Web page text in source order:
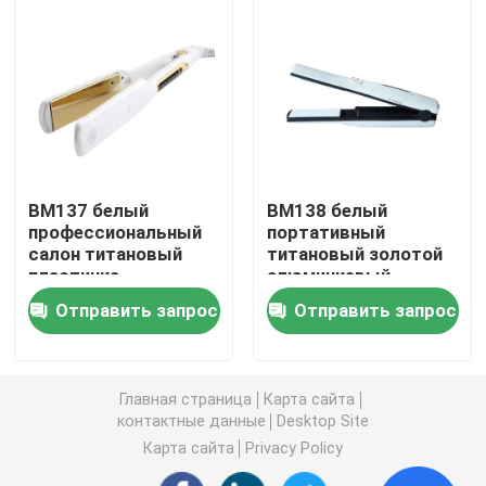
Постригатель волос
Бритва для бритья
Инструмент красоты кожи
Обревательная лезвие
триммер для бровей
BM137 белый
профессиональный
салон титановый
пластинка
постоянной
температуры
выпрямитель для
Отправить запрос
BM138 белый
портативный
титановый золотой
алюминиевый
пластинка
прядильник для
волос
Отправить запрос
Главная страница
Карта сайта
контактные данные
Desktop Site
Карта сайта
Privacy Policy